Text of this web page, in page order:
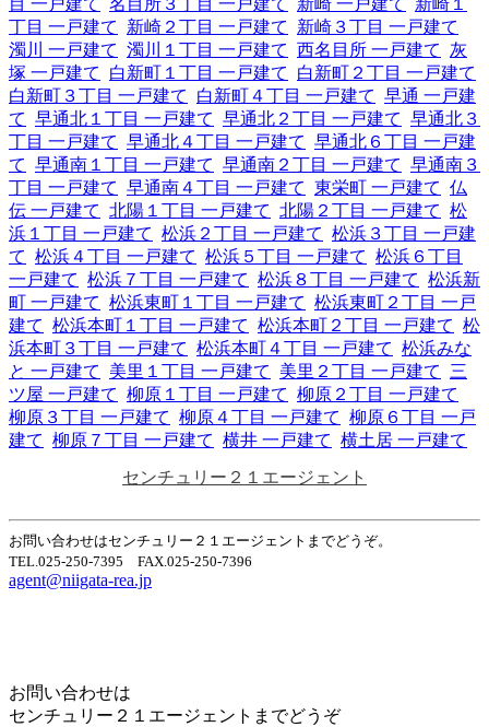
丁目 一戸建て
新崎２丁目 一戸建て
新崎３丁目 一戸建て
濁川 一戸建て 濁川１丁目 一戸建て 西名目所 一戸建て
灰
塚 一戸建て
白新町１丁目 一戸建て
白新町２丁目 一戸建て
白新町３丁目 一戸建て
白新町４丁目 一戸建て 早通 一戸建
て 早通北１丁目 一戸建て 早通北２丁目 一戸建て 早通北３
丁目 一戸建て 早通北４丁目 一戸建て 早通北６丁目 一戸建
て 早通南１丁目 一戸建て 早通南２丁目 一戸建て 早通南３
丁目 一戸建て 早通南４丁目 一戸建て 東栄町 一戸建て 仏
伝 一戸建て 北陽１丁目 一戸建て 北陽２丁目 一戸建て 松
浜１丁目 一戸建て 松浜２丁目 一戸建て 松浜３丁目 一戸建
て 松浜４丁目 一戸建て 松浜５丁目 一戸建て 松浜６丁目
一戸建て 松浜７丁目 一戸建て 松浜８丁目 一戸建て 松浜新
町 一戸建て 松浜東町１丁目 一戸建て 松浜東町２丁目 一戸
建て 松浜本町１丁目 一戸建て 松浜本町２丁目 一戸建て 松
浜本町３丁目 一戸建て 松浜本町４丁目 一戸建て 松浜みな
と 一戸建て
美里１丁目 一戸建て 美里２丁目 一戸建て
三
ツ屋 一戸建て 柳原１丁目 一戸建て 柳原２丁目 一戸建て
柳原３丁目 一戸建て 柳原４丁目 一戸建て 柳原６丁目 一戸
建て 柳原７丁目 一戸建て 横井 一戸建て 横土居 一戸建て
センチュリー２１エージェント
お問い合わせはセンチュリー２１エージェントまでどうぞ。
TEL.025-250-7395 FAX.025-250-7396
agent@niigata-rea.jp
お問い合わせは
センチュリー２１エージェントまでどうぞ